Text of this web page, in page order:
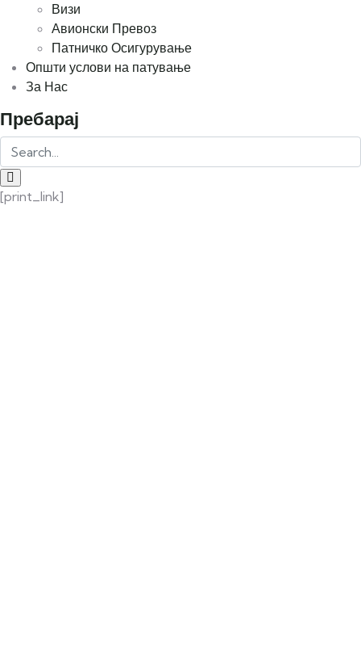
Визи
Авионски Превоз
Патничко Осигурување
Општи услови на патување
За Нас
Пребарај
[print_link]